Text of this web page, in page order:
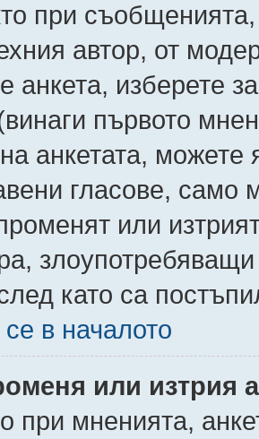
при съобщенията,
автор, от
анкета, изберете
първото
анкетата,
гласове, само
или
като са
в началото
или изтрия
при мненията,